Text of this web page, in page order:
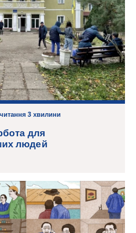
3 хвилини
для
людей